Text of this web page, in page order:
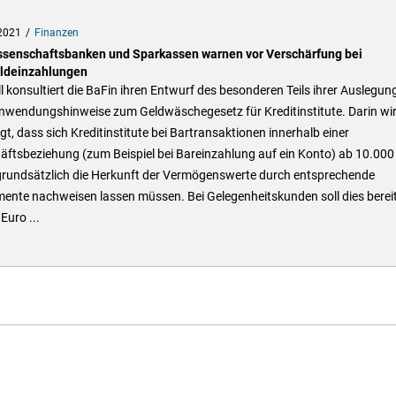
Finanzen
und Sparkassen warnen vor Verschärfung bei
konsultiert die BaFin ihren Entwurf des besonderen Teils ihrer
zum Geldwäschegesetz für Kreditinstitute. Darin
dass sich Kreditinstitute bei Bartransaktionen innerhalb einer
(zum Beispiel bei Bareinzahlung auf ein Konto) ab 10.000
die Herkunft der Vermögenswerte durch entsprechende
nachweisen lassen müssen. Bei Gelegenheitskunden soll dies
...